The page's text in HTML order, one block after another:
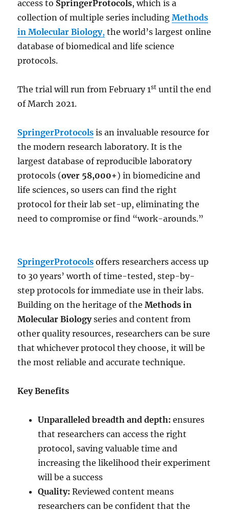
access to SpringerProtocols, which is a
collection of multiple series includingMethods
in Molecular Biology, the world’s largest online
database of biomedical and life science
protocols.
The trial will run from February 1st until the end
of March 2021.
SpringerProtocols is an invaluable resource for
the modern research laboratory. It is the
largest database of reproducible laboratory
protocols (over 58,000+) in biomedicine and
life sciences, so users can find the right
protocol for their lab set-up, eliminating the
need to compromise or find “work-arounds.”
SpringerProtocols offers researchers access up
to 30 years’ worth of time-tested, step-by-
step protocols for immediate use in their labs.
Building on the heritage of theMethods in
Molecular Biologyseries and content from
other quality resources, researchers can be sure
that whichever protocol they choose, it will be
the most reliable and accurate technique.
Key Benefits
Unparalleled breadth and depth:ensures
that researchers can access the right
protocol, saving valuable time and
increasing the likelihood their experiment
will be a success
Quality:Reviewed content means
researchers can be confident that the